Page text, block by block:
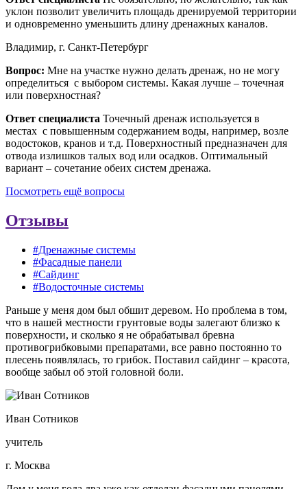
уклон позволит увеличить площадь дренируемой территории
и одновременно уменьшить длину дренажных каналов.
Владимир, г. Санкт-Петербург
Вопрос: Мне на участке нужно делать дренаж, но не могу
определиться с выбором системы. Какая лучше – точечная
или поверхностная?
Ответ специалиста Точечный дренаж используется в
местах с повышенным содержанием воды, например, возле
водостоков, кранов и т.д. Поверхностный предназначен для
отвода излишков талых вод или осадков. Оптимальный
вариант – сочетание обеих систем дренажа.
Посмотреть ещё вопросы
Отзывы
#Дренажные системы
#Фасадные панели
#Сайдинг
#Водосточные системы
Раньше у меня дом был обшит деревом. Но проблема в том,
что в нашей местности грунтовые воды залегают близко к
поверхности, и сколько я не обрабатывал бревна
противогрибковыми препаратами, все равно постоянно то
плесень появлялась, то грибок. Поставил сайдинг – красота,
вообще забыл об этой головной боли.
Иван Сотников
учитель
г. Москва